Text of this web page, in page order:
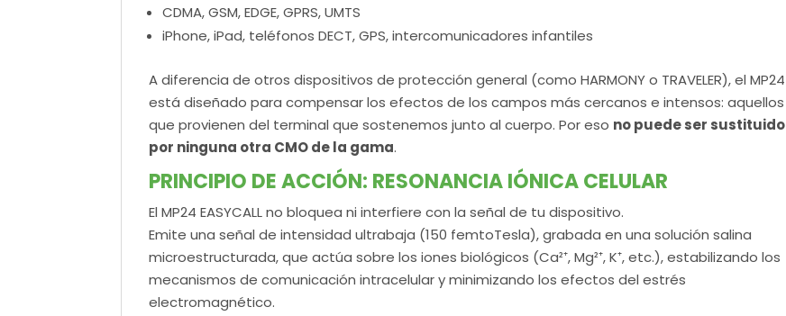
CDMA, GSM, EDGE, GPRS, UMTS
iPhone, iPad, teléfonos DECT, GPS, intercomunicadores infantiles
A diferencia de otros dispositivos de protección general (como HARMONY o TRAVELER), el MP24
está diseñado para compensar los efectos de los campos más cercanos e intensos: aquellos
que provienen del terminal que sostenemos junto al cuerpo. Por eso no puede ser sustituido
por ninguna otra CMO de la gama.
PRINCIPIO DE ACCIÓN: RESONANCIA IÓNICA CELULAR
El MP24 EASYCALL no bloquea ni interfiere con la señal de tu dispositivo.
Emite una señal de intensidad ultrabaja (150 femtoTesla), grabada en una solución salina
microestructurada, que actúa sobre los iones biológicos (Ca²⁺, Mg²⁺, K⁺, etc.), estabilizando los
mecanismos de comunicación intracelular y minimizando los efectos del estrés
electromagnético.